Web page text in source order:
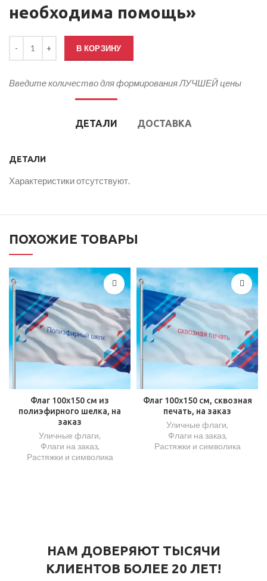
необходима помощь»
В КОРЗИНУ
Введите количество для формирования ЛУЧШЕЙ цены
ДЕТАЛИ ДОСТАВКА
ДЕТАЛИ
Характеристики отсутствуют.
ПОХОЖИЕ ТОВАРЫ
Флаг 100х150 см из
полиэфирного шелка, на
заказ
Уличные флаги,
Флаги на заказ,
Растяжки и символика
Флаг 100х150 см, сквозная
печать, на заказ
Уличные флаги,
Флаги на заказ,
Растяжки и символика
НАМ ДОВЕРЯЮТ ТЫСЯЧИ
КЛИЕНТОВ БОЛЕЕ 20 ЛЕТ!